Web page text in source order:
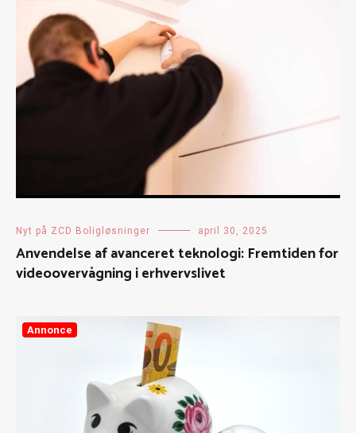
Nyt på ZCD Boligløsninger april 30, 2025
Anvendelse af avanceret teknologi: Fremtiden for
videoovervågning i erhvervslivet
Annonce